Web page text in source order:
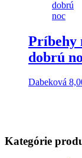
Príbehy
dobrú
Dabeková
Kategórie